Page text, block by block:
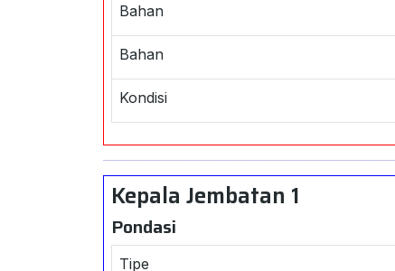
Bahan
Bahan
Kondisi
Kepala Jembatan 1
Pondasi
Tipe